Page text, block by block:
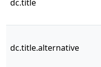
dc.title
dc.title.alternative